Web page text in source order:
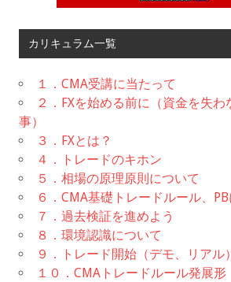
カリキュラム一覧
１．CMA受講に当たって
２．FXを始める前に（資金を失
事）
３．FXとは？
４．トレードのキホン
５．相場の原理原則について
６．CMA基礎トレードルール、
７．過去検証を進めよう
８．環境認識について
９．トレード開始（デモ、リアル）
１０．CMAトレードルール発展形